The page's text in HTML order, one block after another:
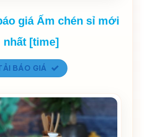
giá Ấm chén sỉ mới
nhất [time]
BÁO GIÁ